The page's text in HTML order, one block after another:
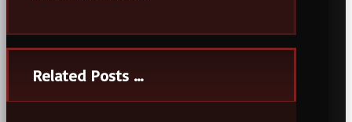
Related Posts ...